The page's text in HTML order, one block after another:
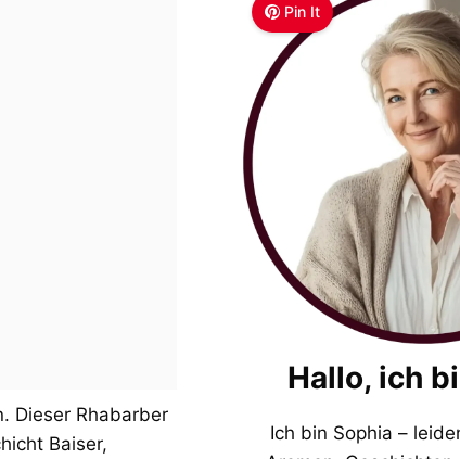
Dieser Rhabarber
Baiser,
Pin It
Hallo, ich
Ich bin Sophia –